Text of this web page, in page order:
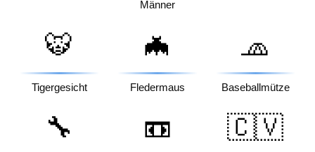
Männer
🐯
Tigergesicht
🦇
Fledermaus
🧢
Baseballmütze
🔧 📼 🇨🇻